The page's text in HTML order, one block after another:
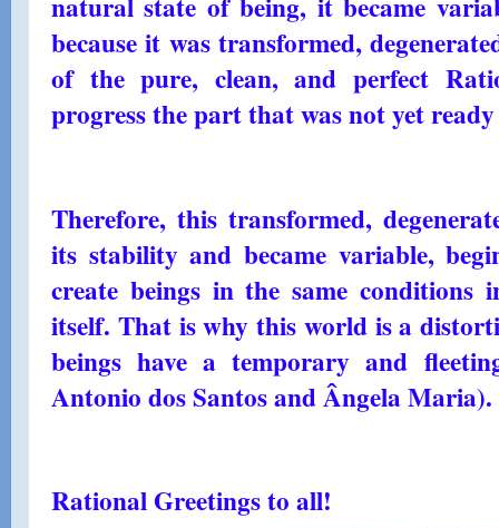
because it was transformed,
of the pure, clean, and perfect
progress the part that was not yet
Therefore, this transformed,
its stability and became variable,
create beings in the same
itself. That is why this world is a
beings have a temporary and
Antonio dos Santos and Ângela
Rational Greetings to all!